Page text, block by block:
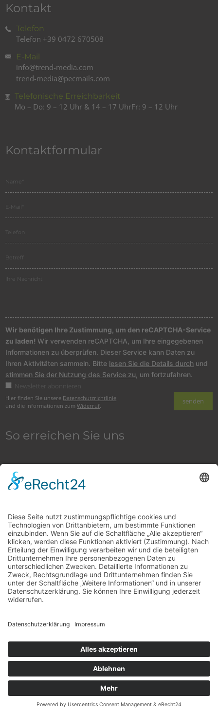
Kontakt
Telefon
Telefon +39 0472 670508
E-Mail
info@trend-media.com
trend-media@pecmails.com
Telefonische Erreichbarkeit
Mo – Do: 9 – 12 Uhr & 14 – 17 UhrFr: 9 – 12 Uhr
Kontaktformular
Wir benötigen Ihre Zustimmung, um den reCAPTCHA-Service
zu laden!Wir verwenden reCAPTCHA, um Ihre eingegebenen
Informationen zu überprüfen. Dieser Service kann Daten zu
Ihren Aktivitäten sammeln. Bitte lesen Sie die Details durch und
stimmen Sie der Nutzung des Service zu , um fortzufahren.
Newsletter abonnieren
Hier finden Sie unsere Datenschutzrichtlinie
und die Informationen zumWiderruf
So erreichen Sie uns
Leonharderstr. 24 | 39042 Brixen/St. Andrä
© trend media – MwSt.-Nr. 03278460211 Impressum
Datenschutz AGB